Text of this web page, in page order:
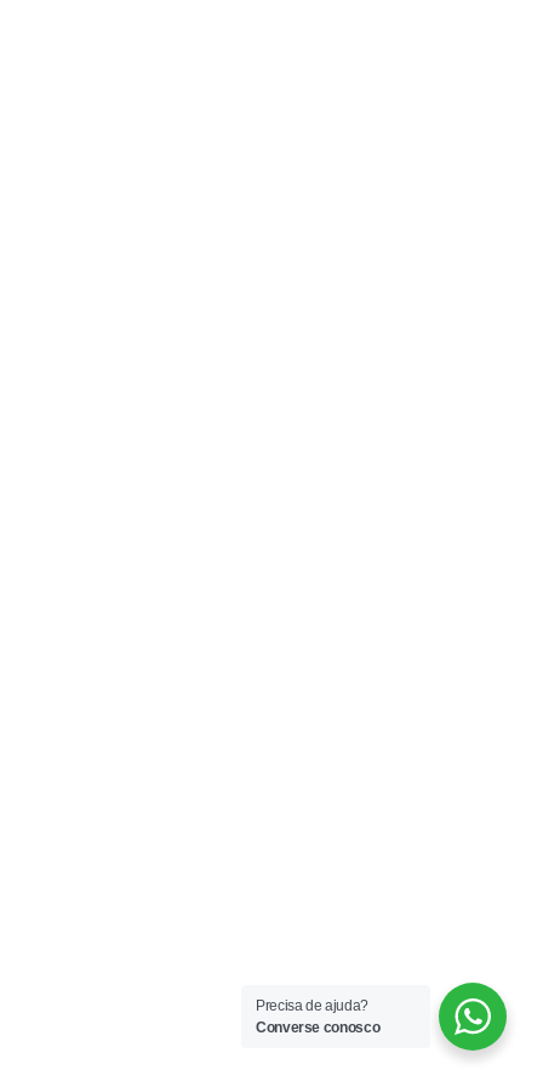
Precisa de ajuda?
Converse conosco